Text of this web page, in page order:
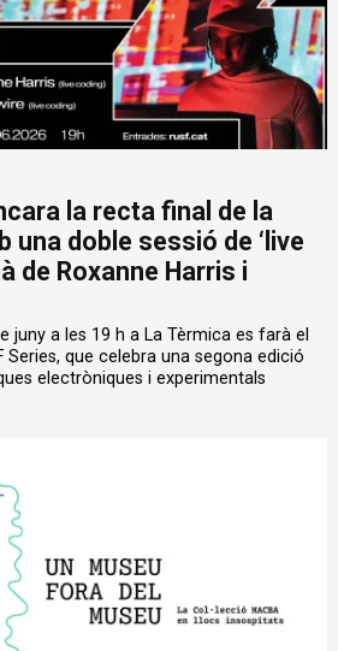
la recta final de la
una doble sessió de ‘live
de Roxanne Harris i
juny a les 19 h a La Tèrmica es farà el
Series, que celebra una segona edició
electròniques i experimentals